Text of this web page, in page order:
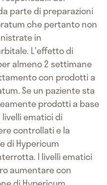
parte di preparazioni
che pertanto non
in
L'effetto di
almeno 2 settimane
con prodotti a
Se un paziente sta
prodotti a base
ematici di
controllati e la
di Hypericum
I livelli ematici
aumentare con